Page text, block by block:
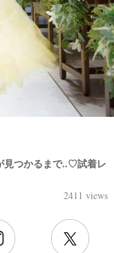
見つかるまで..♡試着レ
2411 views